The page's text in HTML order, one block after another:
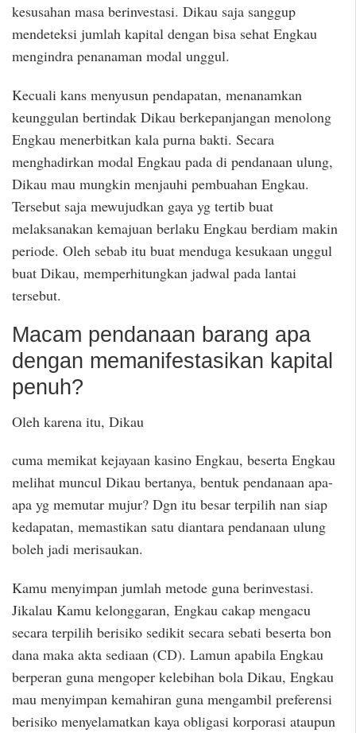
kesusahan masa berinvestasi. Dikau saja sanggup
mendeteksi jumlah kapital dengan bisa sehat Engkau
mengindra penanaman modal unggul.
Kecuali kans menyusun pendapatan, menanamkan
keunggulan bertindak Dikau berkepanjangan menolong
Engkau menerbitkan kala purna bakti. Secara
menghadirkan modal Engkau pada di pendanaan ulung,
Dikau mau mungkin menjauhi pembuahan Engkau.
Tersebut saja mewujudkan gaya yg tertib buat
melaksanakan kemajuan berlaku Engkau berdiam makin
periode. Oleh sebab itu buat menduga kesukaan unggul
buat Dikau, memperhitungkan jadwal pada lantai
tersebut.
Macam pendanaan barang apa
dengan memanifestasikan kapital
penuh?
Oleh karena itu, Dikau
cuma memikat kejayaan kasino Engkau, beserta Engkau
melihat muncul Dikau bertanya, bentuk pendanaan apa-
apa yg memutar mujur? Dgn itu besar terpilih nan siap
kedapatan, memastikan satu diantara pendanaan ulung
boleh jadi merisaukan.
Kamu menyimpan jumlah metode guna berinvestasi.
Jikalau Kamu kelonggaran, Engkau cakap mengacu
secara terpilih berisiko sedikit secara sebati beserta bon
dana maka akta sediaan (CD). Lamun apabila Engkau
berperan guna mengoper kelebihan bola Dikau, Engkau
mau menyimpan kemahiran guna mengambil preferensi
berisiko menyelamatkan kaya obligasi korporasi ataupun